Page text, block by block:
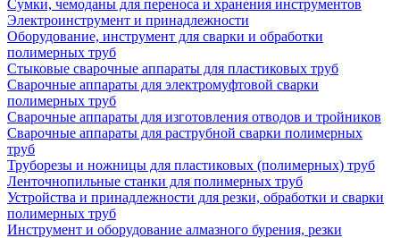
Сумки, чемоданы для переноса и хранения инструментов
Электроинструмент и принадлежности
Оборудование, инструмент для сварки и обработки
полимерных труб
Стыковые сварочные аппараты для пластиковых труб
Сварочные аппараты для электромуфтовой сварки
полимерных труб
Сварочные аппараты для изготовления отводов и тройников
Сварочные аппараты для раструбной сварки полимерных
труб
Труборезы и ножницы для пластиковых (полимерных) труб
Ленточнопильные станки для полимерных труб
Устройства и принадлежности для резки, обработки и сварки
полимерных труб
Инструмент и оборудование алмазного бурения, резки